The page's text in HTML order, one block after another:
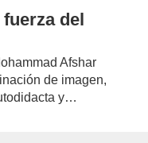
del
Afshar
de imagen,
y…